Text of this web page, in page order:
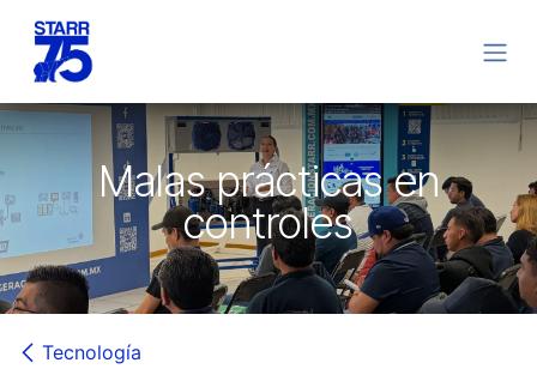
Malas prácticas en
controles
Tecnología